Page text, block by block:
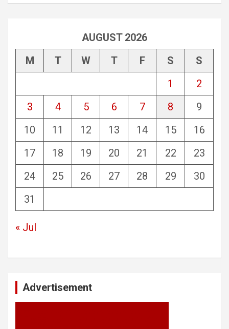
AUGUST 2026
M
T W T F S
S
1
2
3
4 5 6 7 8
9
10
11 12 13 14 15
16
17
18 19 20 21 22
23
24
25 26 27 28 29
30
31
« Jul
Advertisement